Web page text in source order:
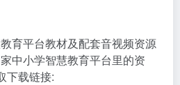
育平台教材及配套音视频资源
中小学智慧教育平台里的资
下载链接: